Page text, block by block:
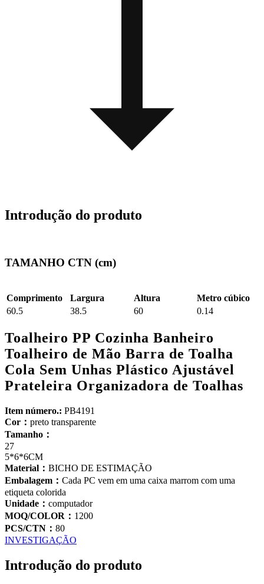
Introdução do produto
TAMANHO CTN (cm)
Comprimento Largura Altura
Metro cúbico
60.5
38.5 60 0.14
Toalheiro PP Cozinha Banheiro
Toalheiro de Mão Barra de Toalha
Cola Sem Unhas Plástico Ajustável
Prateleira Organizadora de Toalhas
Item número.: PB4191
Cor： preto transparente
Tamanho：
27
5*6*6CM
Material： BICHO DE ESTIMAÇÃO
Embalagem： Cada PC vem em uma caixa marrom com uma
etiqueta colorida
Unidade： computador
MOQ/COLOR： 1200
PCS/CTN： 80
INVESTIGAÇÃO
Introdução do produto